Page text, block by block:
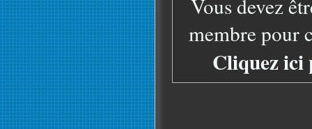
Vous devez
membre pour
Cliquez ici